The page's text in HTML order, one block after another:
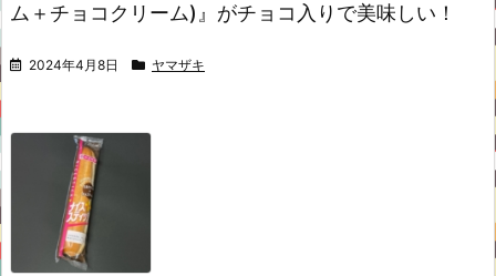
ム＋チョコクリーム)』がチョコ入りで美味しい！
2024年4月8日 ヤマザキ